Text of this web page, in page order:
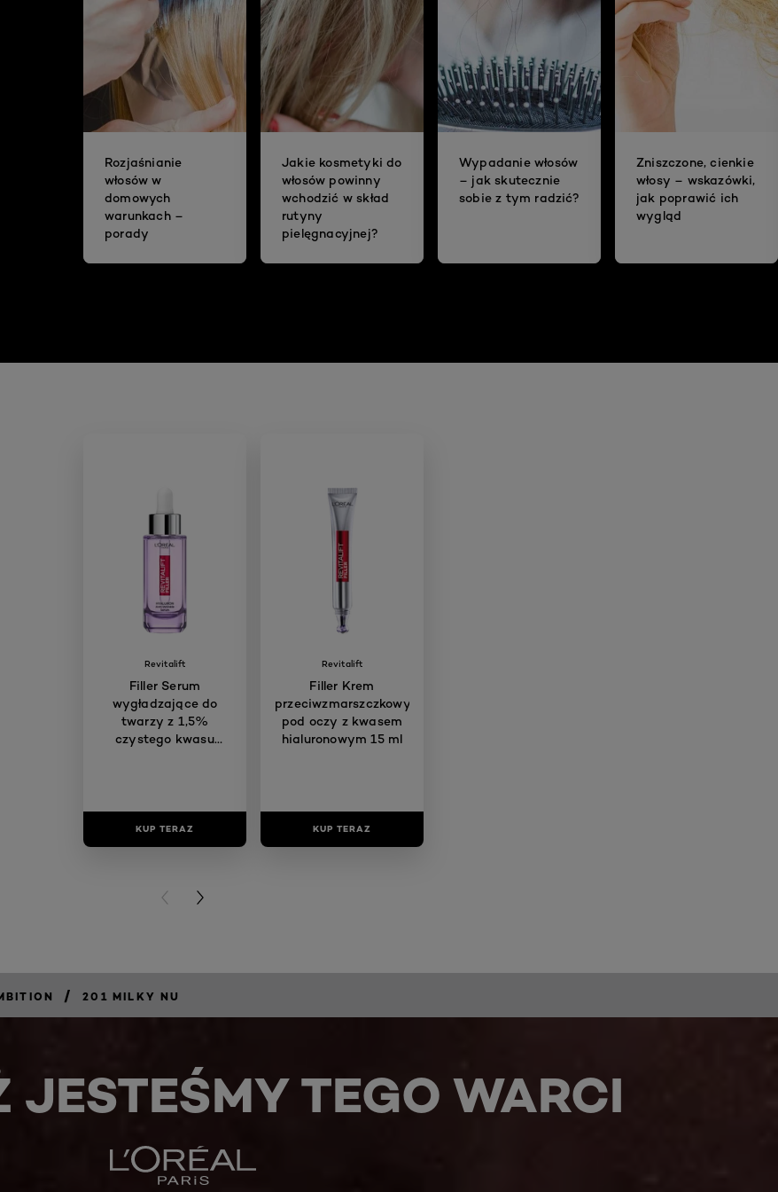
Rozjaśnianie
włosów w
domowych
warunkach –
porady
Jakie kosmetyki do
włosów powinny
wchodzić w skład
rutyny
pielęgnacyjnej?
Wypadanie włosów
– jak skutecznie
sobie z tym radzić?
Zniszczone, cienkie
włosy – wskazówki,
jak poprawić ich
wygląd
Revitalift
Filler Serum
wygładzające do
twarzy z 1,5%
czystego kwasu
KUP TERAZ
Revitalift
Filler Krem
przeciwzmarszczkowy
pod oczy z kwasem
hialuronowym 15 ml
KUP TERAZ
PREVIOUS CARD
NEXT CARD
/ 201 MILKY NU
JESTEŚMY TEGO WARCI